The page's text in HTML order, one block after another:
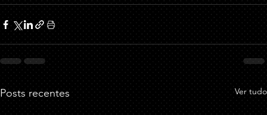
Posts recentes Ver tudo